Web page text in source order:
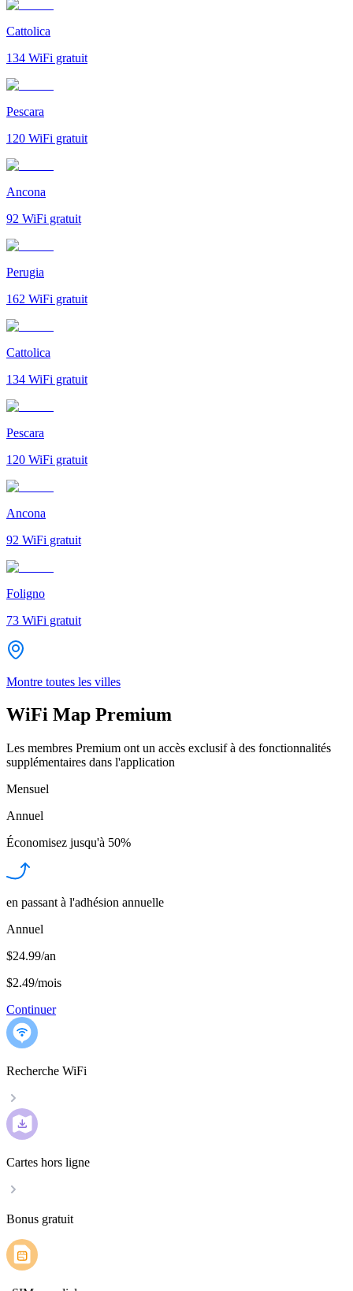
Cattolica
134 WiFi gratuit
Pescara
120 WiFi gratuit
Ancona
92 WiFi gratuit
Perugia
162 WiFi gratuit
Cattolica
134 WiFi gratuit
Pescara
120 WiFi gratuit
Ancona
92 WiFi gratuit
Foligno
73 WiFi gratuit
Montre toutes les villes
WiFi Map Premium
Les membres Premium ont un accès exclusif à des fonctionnalités
supplémentaires dans l'application
Mensuel
Annuel
Économisez jusqu'à 50%
en passant à l'adhésion annuelle
Annuel
$24.99/an
$2.49/mois
Continuer
Recherche WiFi
Cartes hors ligne
Bonus gratuit